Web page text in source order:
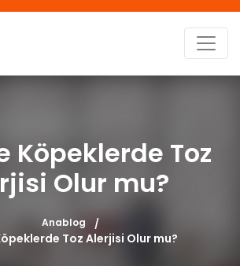
Köpeklerde Toz
Olur mu?
Anablog
Toz Alerjisi Olur mu?